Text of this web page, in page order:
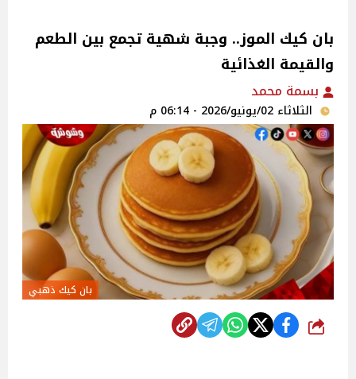
بان كيك الموز.. وجبة شهية تجمع بين الطعم
والقيمة الغذائية
بسمة محمد
الثلاثاء 02/يونيو/2026 - 06:14 م
بان كيك ذهبي
شارك